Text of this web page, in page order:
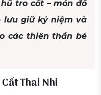
tro cốt – món đồ
giữ kỷ niệm và
các thiên thần bé
Thai Nhi